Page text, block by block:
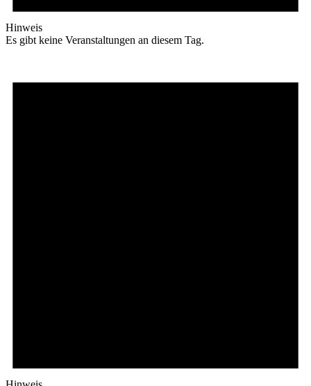
Hinweis
Es gibt keine Veranstaltungen an diesem Tag.